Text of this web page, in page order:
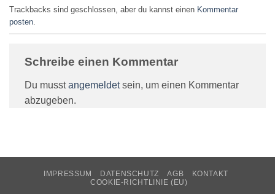
Trackbacks sind geschlossen, aber du kannst einen Kommentar
posten.
Schreibe einen Kommentar
Du musstangemeldetsein, um einen Kommentar
abzugeben.
IMPRESSUM DATENSCHUTZ AGB
KONTAKT
COOKIE-RICHTLINIE (EU)